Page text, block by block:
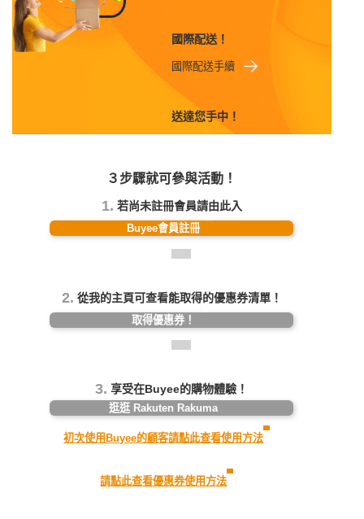
國際配送！
國際配送手續
送達您手中！
３步驟就可參與活動！
1. 若尚未註冊會員請由此入
Buyee會員註冊
2. 從我的主頁可查看能取得的優惠券清單！
取得優惠券！
3. 享受在Buyee的購物體驗！
逛逛 Rakuten Rakuma
初次使用Buyee的顧客請點此查看使用方法
請點此查看優惠券使用方法